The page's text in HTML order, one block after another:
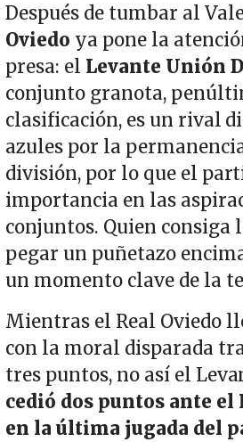
Después de tumbar al
Oviedo ya pone la
presa: el Levante Unión
conjunto granota,
clasificación, es un rival
azules por la
división, por lo que el
importancia en las
conjuntos. Quien
pegar un puñetazo
un momento clave de la
Mientras el Real Oviedo
con la moral disparada
tres puntos, no así el
cedió dos puntos ante el
en la última jugada del